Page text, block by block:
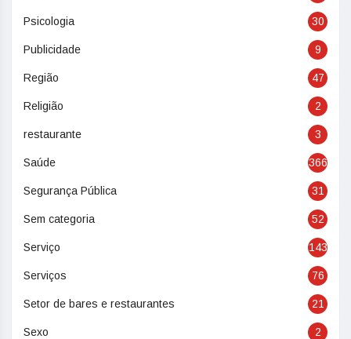
Psicologia 30
Publicidade 9
Região 47
Religião 2
restaurante 3
Saúde 366
Segurança Pública 31
Sem categoria 52
Serviço 143
Serviços 76
Setor de bares e restaurantes 21
Sexo 2